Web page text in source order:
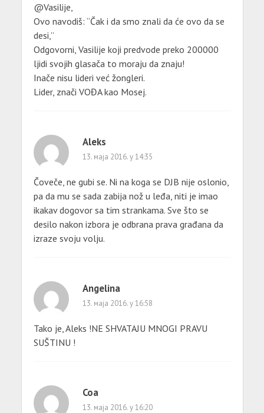
@Vasilije,
Ovo navodiš: “Čak i da smo znali da će ovo da se
desi,”
Odgovorni, Vasilije koji predvode preko 200000
ljidi svojih glasača to moraju da znaju!
Inače nisu lideri već žongleri.
Lider, znači VOĐA kao Mosej.
Aleks
13. маја 2016. у 14:35
Čoveče, ne gubi se. Ni na koga se DJB nije oslonio,
pa da mu se sada zabija nož u leđa, niti je imao
ikakav dogovor sa tim strankama. Sve što se
desilo nakon izbora je odbrana prava građana da
izraze svoju volju.
Angelina
13. маја 2016. у 16:58
Tako je, Aleks !NE SHVATAJU MNOGI PRAVU
SUŠTINU !
Coa
13. маја 2016. у 16:20